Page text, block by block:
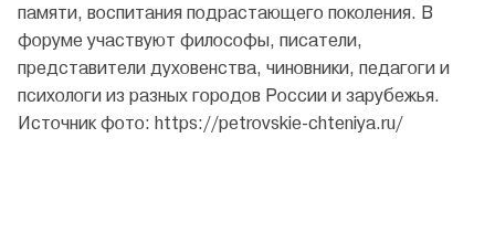
памяти, воспитания подрастающего поколения. В
форуме участвуют философы, писатели,
представители духовенства, чиновники, педагоги и
психологи из разных городов России и зарубежья.
Источник фото: https://petrovskie-chteniya.ru/